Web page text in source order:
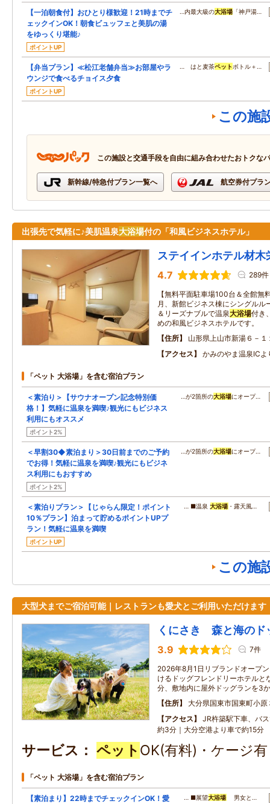
【一泊朝食付】おひとり様歓迎！21時までチ
ェックインOK！朝食ビュッフェと美肌の湯
をゆっくり堪能♪
ポイントUP
…内最大級の大浴場 「神戸湯…
【弁当プラン】≪松江老舗弁当≫お部屋やラ
ウンジで食べるチョイス夕食
ポイントUP
… はと麦茶ペット ボトル＋…
この施
この施設と交通手段を自由に組み合わせたおトクな
新幹線/特急付プラン一覧へ 航空券付プラ
出張先で気軽に♪美肌温泉大浴場付の「和風ビジネスホテル」
ステイインホテル材木
4.7 289件
【無料平面駐車場100台＆全館
月、新館ビジネス棟にシングル
＆リーズナブルで温泉大浴場付き
めの和風ビジネスホテルです。
住所
山形県上山市新湯６－１
アクセス
かみのやま温泉IC
「ペット 大浴場」を含む宿泊プラン
＜素泊り＞【サウナオープン記念特別価
格！】気軽に温泉を満喫♪観光にもビジネス
利用にもオススメ
ポイント2%
…が2箇所の大浴場にオープ…
＜早割30◆素泊まり＞30日前までのご予約
でお得！気軽に温泉を満喫♪観光にもビジネ
ス利用にもおすすめ
ポイント2%
…が2箇所の大浴場にオープ…
＜素泊りプラン＞【じゃらん限定！ポイント
10％プラン】泊まって貯めるポイントUPプ
ラン！気軽に温泉を満喫
ポイントUP
… ■温泉大浴場 ・露天風…
この施
大型犬までご宿泊可能｜レストランも愛犬とご利用いただけます
くにさき 森と海のド
3.9 7件
2026年8月1日リブランドオープ
けるドッグフレンドリーホテルと
分、敷地内に屋外ドッグランを3
住所
大分県国東市国東町小原
アクセス
JR杵築駅下車、バ
約3分｜大分空港より車で約15分
サービス ペット OK(有料)・ケージ
「ペット 大浴場」を含む宿泊プラン
【素泊まり】22時までチェックインOK！愛
… ■展望大浴場 男女と…